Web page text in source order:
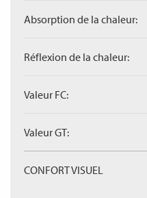
Absorption de la chaleur:
Réflexion de la chaleur:
Valeur FC:
Valeur GT:
CONFORT VISUEL